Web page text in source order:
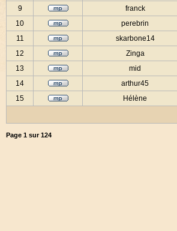
9
franck
10
perebrin
11
skarbone14
12
Zinga
13
mid
14
arthur45
15
Hélène
Page 1 sur124